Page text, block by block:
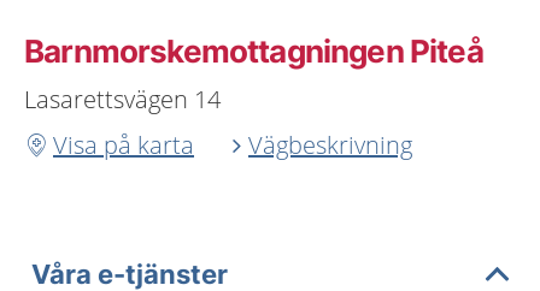
Barnmorskemottagningen Piteå
Lasarettsvägen 14
Visa på karta
Vägbeskrivning
Våra e-tjänster